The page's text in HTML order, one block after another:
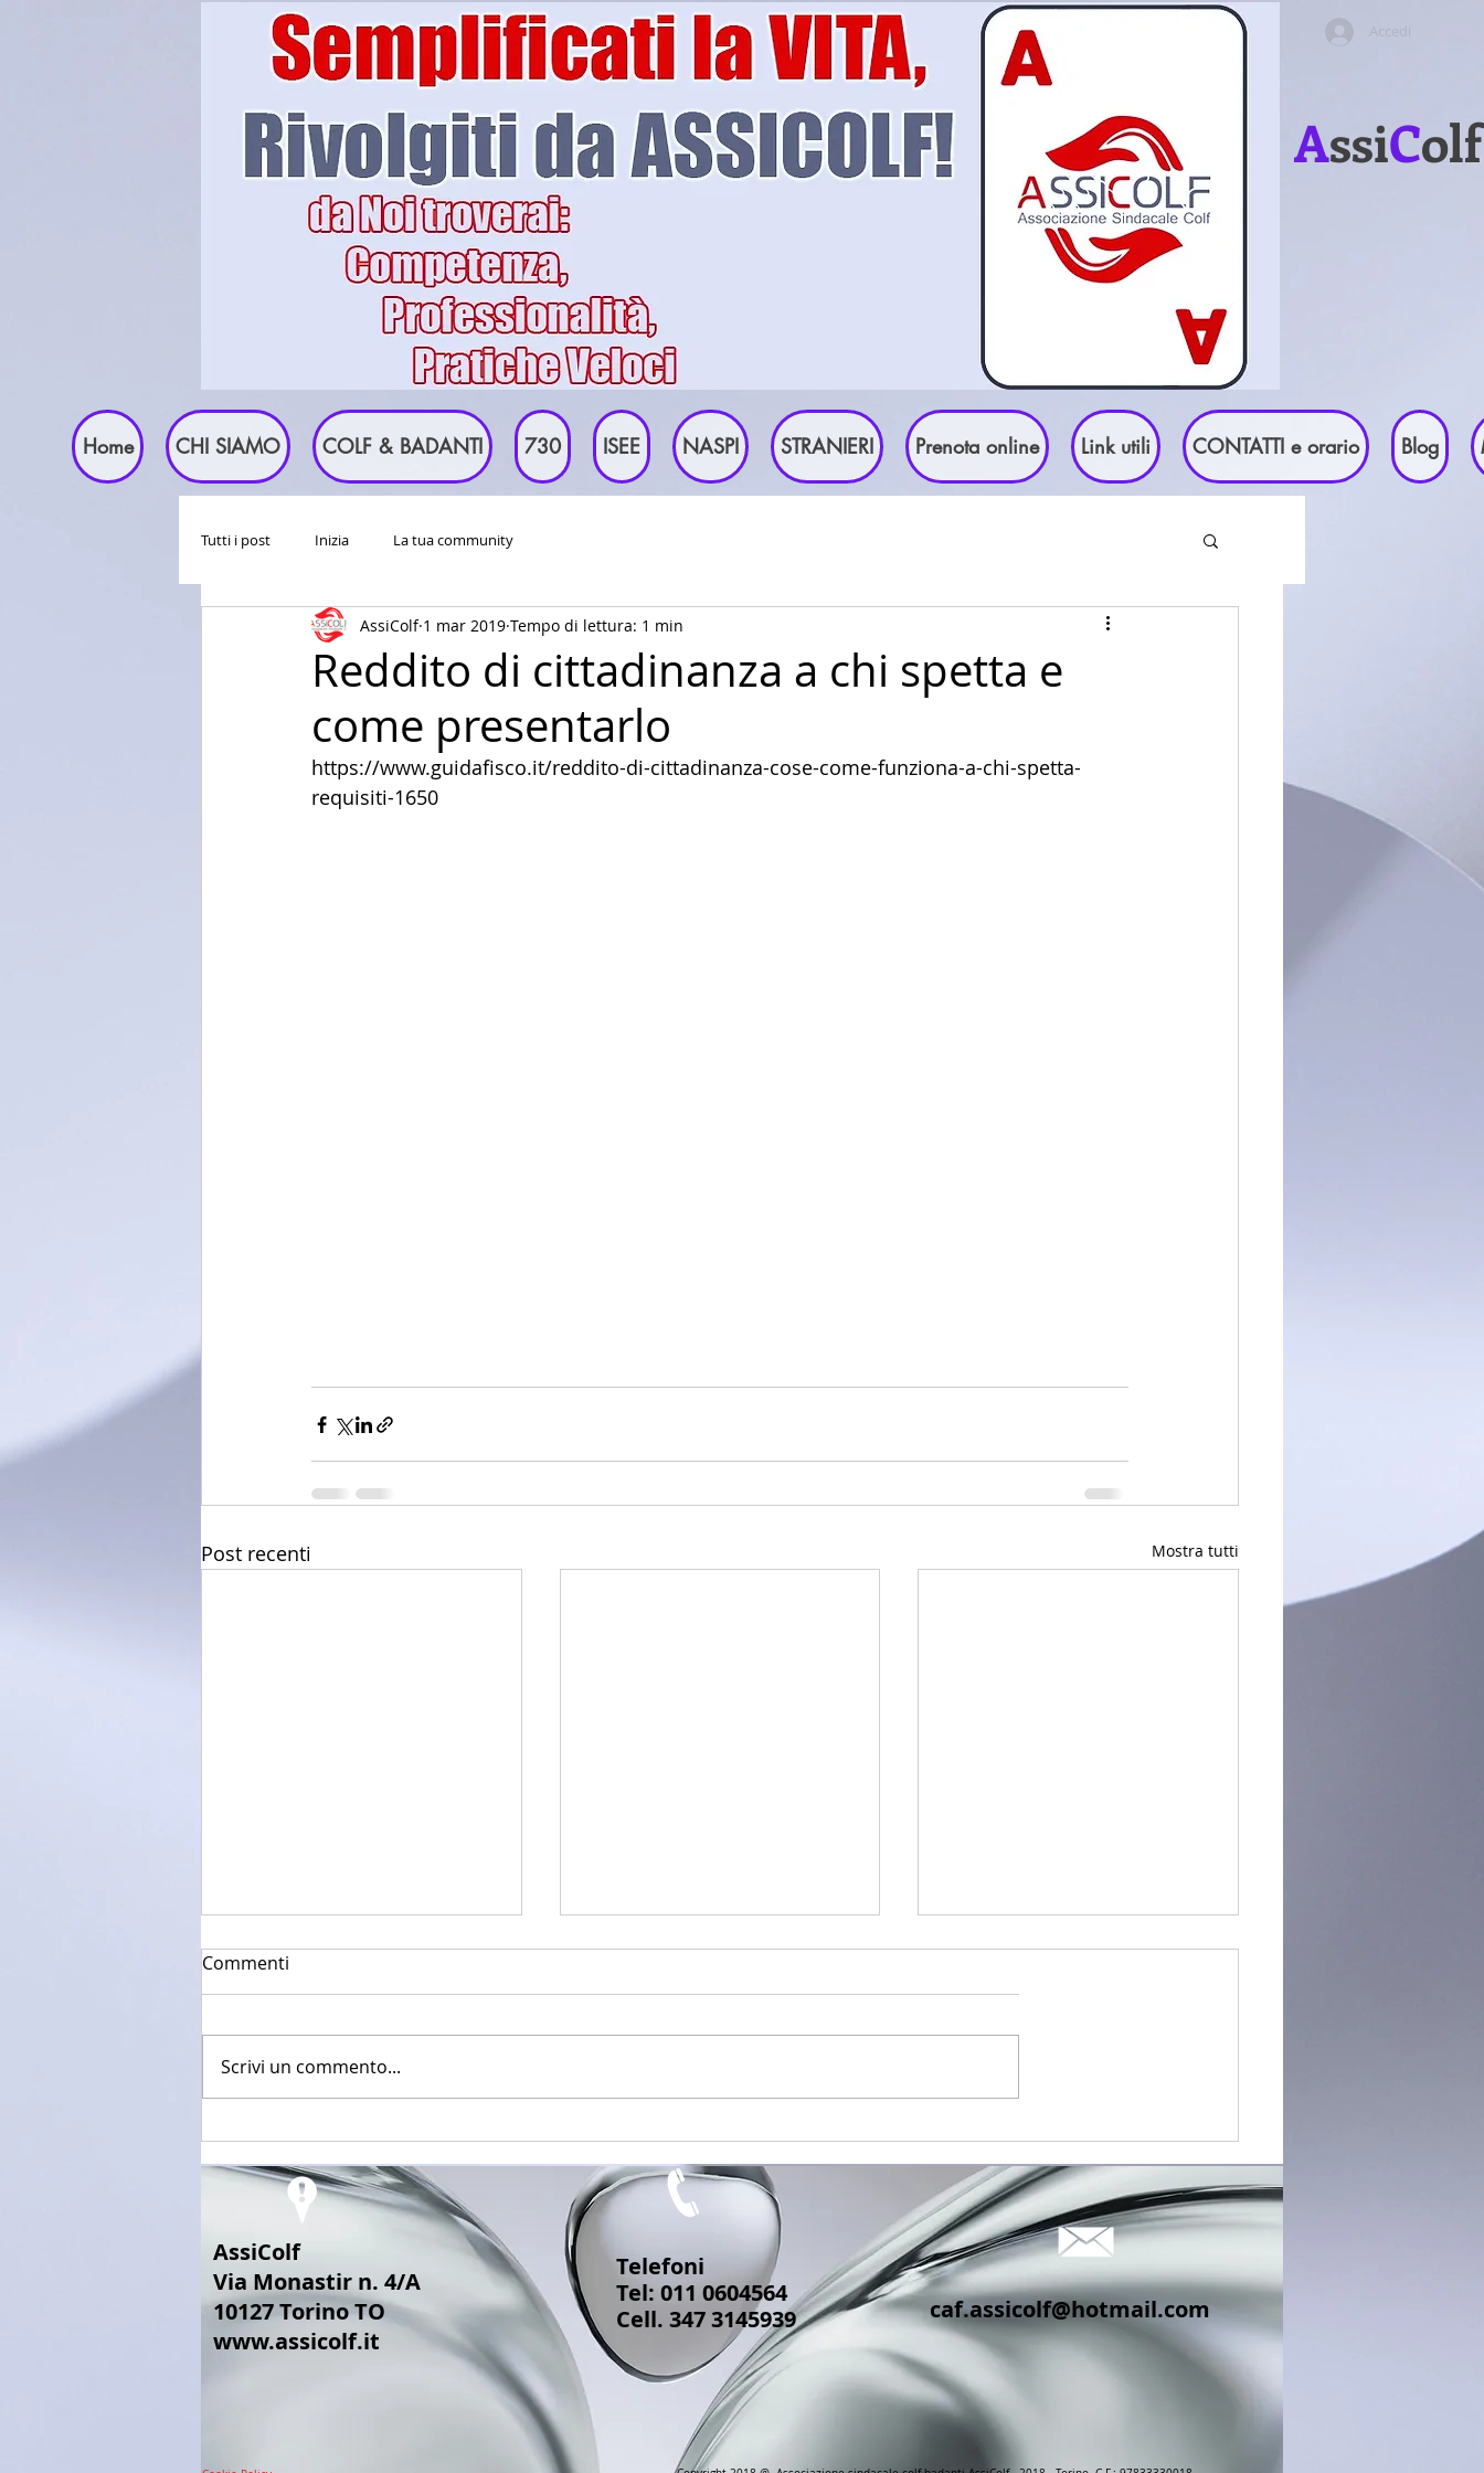
Accedi
AssiC
Home CHI SIAMO COLF & BADANTI 730 ISEE NASPI STRANIERI Prenota online Link utili CONTATTI e orario Blog
Tutti i post Inizia La tua community
Reddito di cittadinanza a chi spetta e
come presentarlo
AssiColf 1 mar 2019 Tempo di lettura: 1 min
https://www.guidafisco.it/reddito-di-cittadinanza-cose-come-funziona-a-chi-spetta-
requisiti-1650
Post recenti Mostra tutti
disoccupazione
31 dicembre 2025: come
non perdere bonus e
agevolazioni
730/2024
Commenti
Scrivi un commento...
AssiColf
Via Monastir n. 4/A
10127 Torino TO
www.assicolf.it
Telefoni
Tel: 011 0604564
Cell. 347 3145939
caf.assicolf@hotmail.com